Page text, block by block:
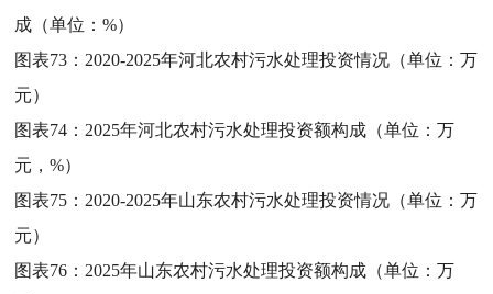
成（单位：%）
图表73： 2020-2025年河北农村污水处理投资情况（单位：万
元）
图表74： 2025年河北农村污水处理投资额构成（单位：万
元，%）
图表75： 2020-2025年山东农村污水处理投资情况（单位：万
元）
图表76： 2025年山东农村污水处理投资额构成（单位：万